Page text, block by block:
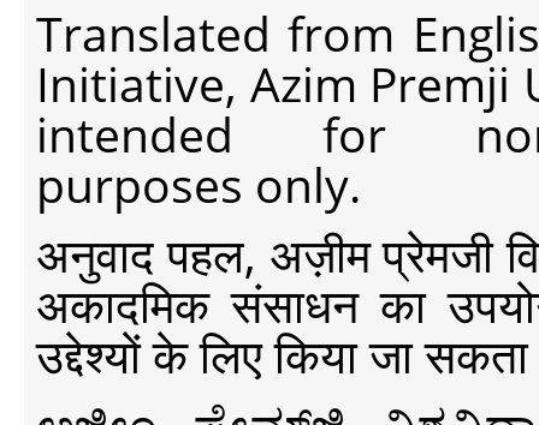
Translated from
Initiative, Azim Premji
intended for non-
purposes only.
अनुवाद पहल, अज़ीम प्रेमजी
अकादमिक संसाधन का
उद्देश्यों के लिए किया जा